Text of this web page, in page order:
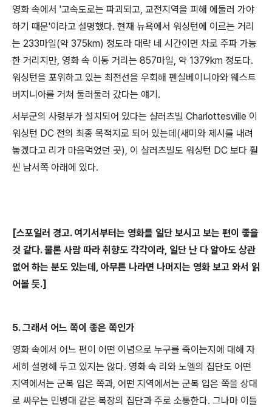
영화 속에서 '고속도로는 파괴되고, 교전지역을 피해 에둘러 가야
하기 때문'이라고 설명했다. 현재 뉴욕에서 워싱턴에 이르는 거리
는 233마일(약 375km) 정도라 대략 네 시간이면 차로 주파 가능
한 거리지만, 영화 속 이동 거리는 857마일, 약 1379km 정도다.
워싱턴을 포위하고 있는 최전선을 우회해 펜실베이니아와 웨스트
버지니아를 거쳐 둘러둘러 갔다는 얘기.
서부군의 사령부가 설치되어 있다는 샬러츠빌 Charlottesville 이
워싱턴 DC 전의 최종 목적지로 되어 있는데(새미와 제시를 내려
놓겠다고 리가 마음먹었던 곳), 이 샬러츠빌도 워싱턴 DC 보다 훨
씬 남서쪽 아래에 있다.
[스포일러 경고. 여기서부터는 영화를 일단 보시고 보는 편이 좋을
것 같다. 물론 사람 따라 취향도 각각이라, 일단 난 다 알아도 상관
없어 하는 분도 있는데, 아무튼 나라면 나머지는 영화 보고 와서 읽
어볼 듯.]
5. 그래서 어느 쪽이 좋은 쪽인가
영화 속에서 어느 편이 어떤 이념으로 누구를 죽이는지에 대해 자
세히 설명해 두고 있지는 않다. 영화 속 리와 노엘의 집단도 어떤
지역에서는 군복 입은 쪽과, 어떤 지역에서는 군복 입은 쪽을 상대
로 싸우는 민병대 같은 복장의 집단과 주로 소통한다. 그나마 이들